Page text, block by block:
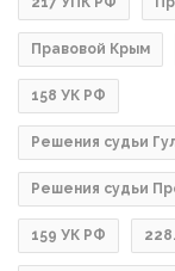
Правовой Крым
158 УК РФ
Решения судьи
Решения судьи
159 УК РФ